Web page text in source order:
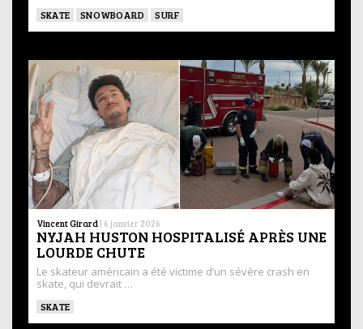
SKATE SNOWBOARD SURF
Vincent Girard | 6 janvier 2026
NYJAH HUSTON HOSPITALISÉ APRÈS UNE
LOURDE CHUTE
Le skateur américain a été victime d’un sévère crash en
skate, qui devrait …
SKATE